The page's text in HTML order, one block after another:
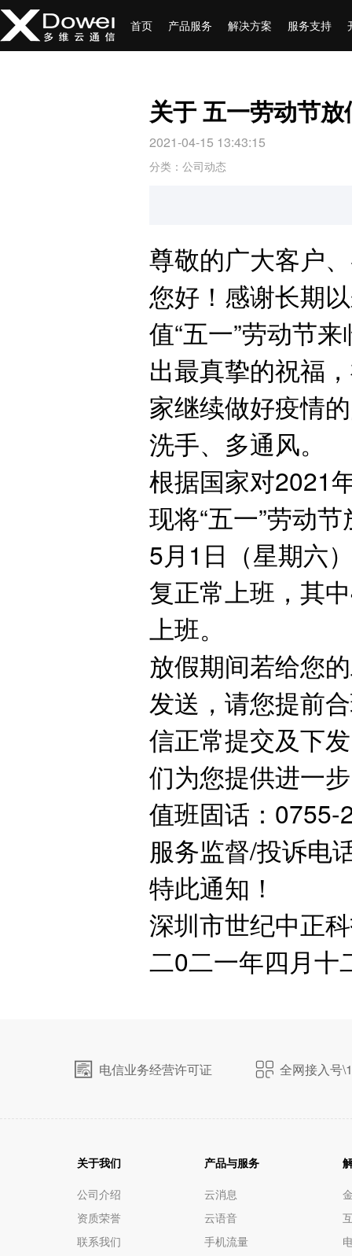
首页 产品服务 解决方案 服务支持
关于 五一劳动节
2021-04-15 13:43:15
分类：公司动态
尊敬的广大客户
您好！感谢长期
值“五一”劳动节
出最真挚的祝福
家继续做好疫情
洗手、多通风。
根据国家对2021
现将“五一”劳动
5月1日（星期六
复正常上班，其
上班。
放假期间若给您
发送，请您提前
信正常提交及下
们为您提供进一
值班固话：0755-
服务监督/投诉电
特此通知！
深圳市世纪中正
二0二一年四月十
电信业务经营许可证 全网接入号
关于我们
公司介绍
资质荣誉
联系我们
产品与服务
云消息
云语音
手机流量